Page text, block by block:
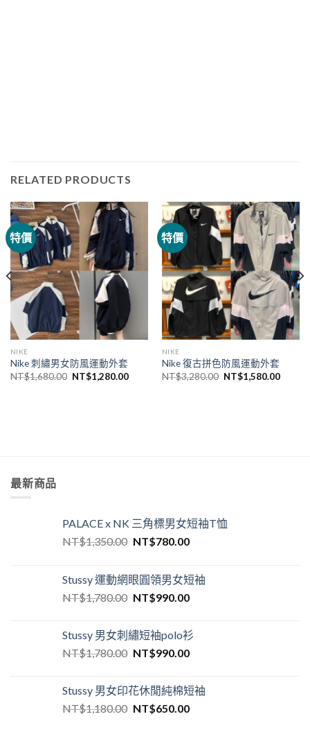
RELATED PRODUCTS
特價
NIKE
Nike 刺繡男女防風運動外套
NT$1,680.00 NT$1,280.00
特價
NIKE
Nike 復古拼色防風運動外套
NT$3,280.00 NT$1,580.00
最新商品
PALACE x NK 三角標男女短袖T恤
NT$1,350.00 NT$780.00
Stussy 運動網眼圓領男女短袖
NT$1,780.00 NT$990.00
Stussy 男女刺繡短袖polo衫
NT$1,780.00 NT$990.00
Stussy 男女印花休閒純棉短袖
NT$1,180.00 NT$650.00